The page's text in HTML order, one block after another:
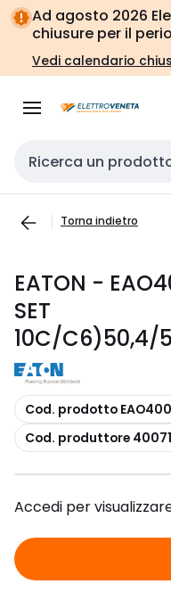
Vai alla
navigazione
Vai
alla
pagina
Ad agosto 2026
chiusure per il
Vedi calendario
Cerca input
Torna indietro
EATON -
SET
10C/C6)50,4/
copia
Cod. prodotto
copia
Cod. produttore
Accedi per